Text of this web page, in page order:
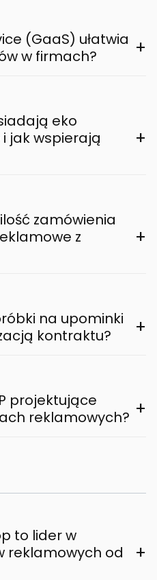
(GaaS) ułatwia
w firmach?
+
eko
jak wspierają
+
zamówienia
z
+
na upominki
kontraktu?
+
projektujące
reklamowych? +
to lider w
reklamowych od
+